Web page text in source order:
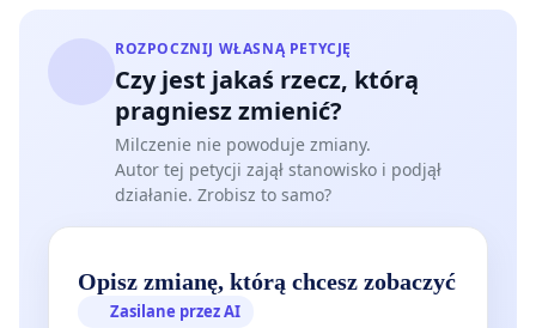
ROZPOCZNIJ WŁASNĄ PETYCJĘ
Czy jest jakaś rzecz, którą
pragniesz zmienić?
Milczenie nie powoduje zmiany.
Autor tej petycji zajął stanowisko i podjął
działanie. Zrobisz to samo?
Opisz zmianę, którą chcesz zobaczyć
Zasilane przez AI